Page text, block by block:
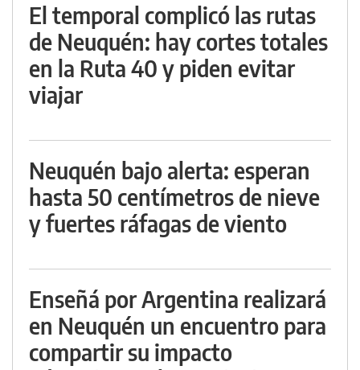
El temporal complicó las rutas
de Neuquén: hay cortes totales
en la Ruta 40 y piden evitar
viajar
Neuquén bajo alerta: esperan
hasta 50 centímetros de nieve
y fuertes ráfagas de viento
Enseñá por Argentina realizará
en Neuquén un encuentro para
compartir su impacto